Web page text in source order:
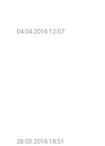
04.04.2016 12:07
28.03.2016 18:51